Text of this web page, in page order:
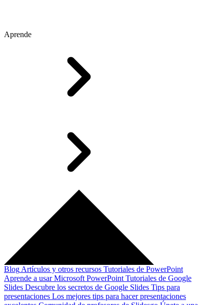
Aprende
Blog Artículos y otros recursos Tutoriales de PowerPoint
Aprende a usar Microsoft PowerPoint Tutoriales de Google
Slides Descubre los secretos de Google Slides Tips para
presentaciones Los mejores tips para hacer presentaciones